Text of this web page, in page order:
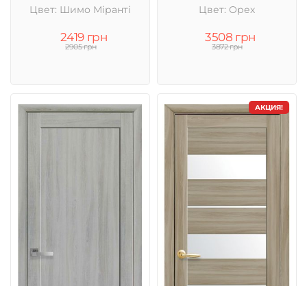
Цвет: Шимо Міранті
2419 грн
2905 грн
Цвет: Орех
3508 грн
3872 грн
АКЦИЯ!